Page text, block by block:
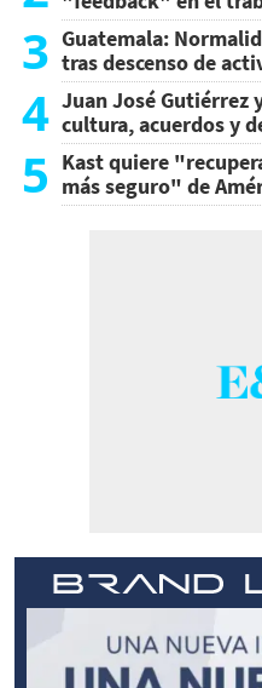
3 Guatemala:
tras descenso de
4 Juan José Gutiérrez
cultura, acuerdos y
5 Kast quiere
más seguro" de